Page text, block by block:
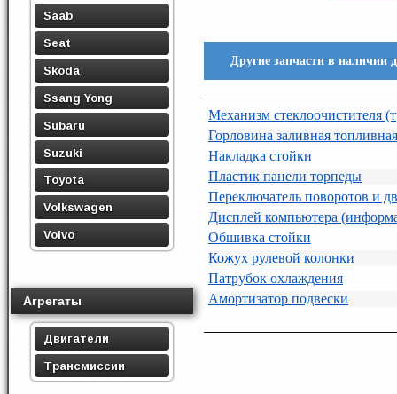
Saab
Seat
Skoda
Ssang Yong
Subaru
Suzuki
Toyota
Volkswagen
Volvo
Агрегаты
Двигатели
Трансмиссии
Другие запчасти в наличии
Механизм стеклоочистителя
Горловина заливная топливная
Накладка стойки
Пластик панели торпеды
Переключатель поворотов и
Дисплей компьютера
Обшивка стойки
Кожух рулевой колонки
Патрубок охлаждения
Амортизатор подвески